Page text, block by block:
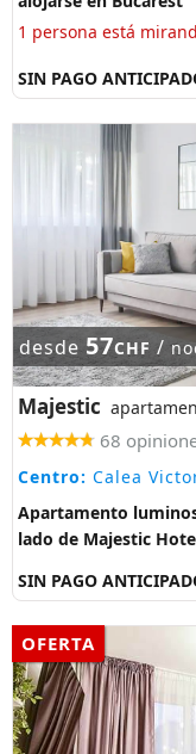
1 persona está
SIN PAGO
desde57CHF /
Majestic
68
Centro: Calea
Apartamento
lado de Majestic
SIN PAGO
OFERTA